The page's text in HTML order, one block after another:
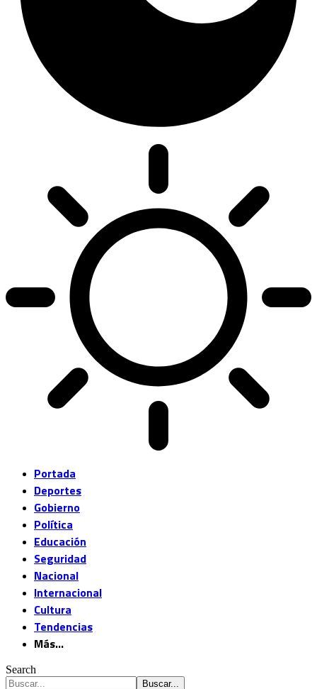
Portada
Deportes
Gobierno
Política
Educación
Seguridad
Nacional
Internacional
Cultura
Tendencias
Más…
Search